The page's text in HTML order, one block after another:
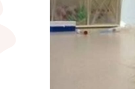
chats et chiens
chiens qui ne
praticien.